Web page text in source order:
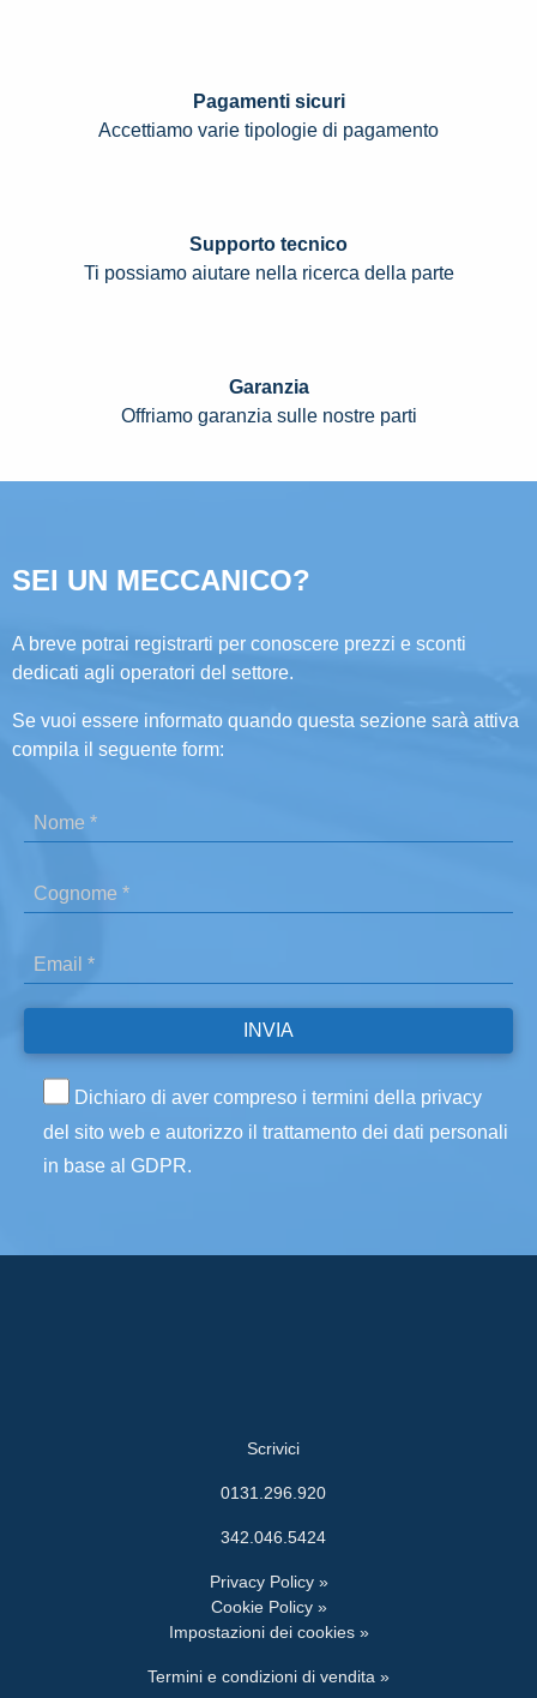
Pagamenti sicuri
Accettiamo varie tipologie di pagamento
Supporto tecnico
Ti possiamo aiutare nella ricerca della parte
Garanzia
Offriamo garanzia sulle nostre parti
SEI UN MECCANICO?
A breve potrai registrarti per conoscere prezzi e sconti
dedicati agli operatori del settore.
Se vuoi essere informato quando questa sezione sarà attiva
compila il seguente form:
Dichiaro di aver compreso i termini della privacy
del sito web e autorizzo il trattamento dei dati personali
in base al GDPR.
Scrivici
0131.296.920
342.046.5424
Privacy Policy »
Cookie Policy »
Impostazioni dei cookies »
Termini e condizioni di vendita »